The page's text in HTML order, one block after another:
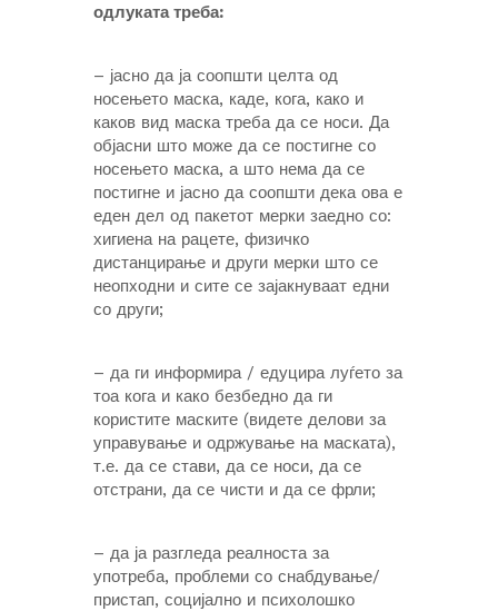
одлуката треба:
– јасно да ја соопшти целта од
носењето маска, каде, кога, како и
каков вид маска треба да се носи. Да
објасни што може да се постигне со
носењето маска, а што нема да се
постигне и јасно да соопшти дека ова е
еден дел од пакетот мерки заедно со:
хигиена на рацете, физичко
дистанцирање и други мерки што се
неопходни и сите се зајакнуваат едни
со други;
– да ги информира / едуцира луѓето за
тоа кога и како безбедно да ги
користите маските (видете делови за
управување и одржување на маската),
т.е. да се стави, да се носи, да се
отстрани, да се чисти и да се фрли;
– да ја разгледа реалноста за
употреба, проблеми со снабдување/
пристап, социјално и психолошко